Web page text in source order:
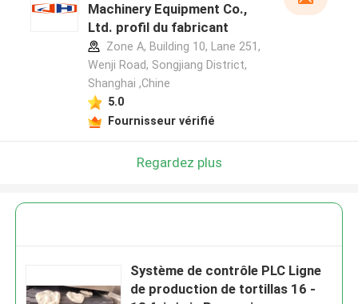
Machinery Equipment Co.,
Ltd. profil du fabricant
Zone A, Building 10, Lane 251,
Wenji Road, Songjiang District,
Shanghai ,Chine
5.0
Fournisseur vérifié
Regardez plus
Système de contrôle PLC Ligne
de production de tortillas 16 -